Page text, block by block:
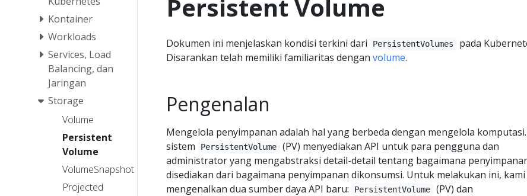
Kontainer
Workloads
Services, Load
Balancing, dan
Jaringan
Storage
Volume
Persistent
Volume
VolumeSnapshot
Projected
Persistent Volume
Dokumen ini menjelaskan kondisi terkini dari PersistentVolumes
pada
Disarankan telah memiliki familiaritas dengan volume.
Pengenalan
Mengelola penyimpanan adalah hal yang berbeda dengan mengelola
sistem
PersistentVolume
(PV) menyediakan API untuk para pengguna dan
administrator yang mengabstraksi detail-detail tentang bagaimana
disediakan dari bagaimana penyimpanan dikonsumsi. Untuk melakukan ini, kami
mengenalkan dua sumber daya API baru:
PersistentVolume (PV) dan